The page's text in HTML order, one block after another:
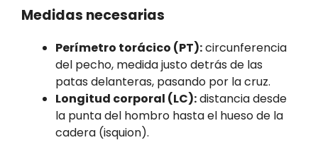
Medidas necesarias
Perímetro torácico (PT):circunferencia
del pecho, medida justo detrás de las
patas delanteras, pasando por la cruz.
Longitud corporal (LC):distancia desde
la punta del hombro hasta el hueso de la
cadera (isquion).